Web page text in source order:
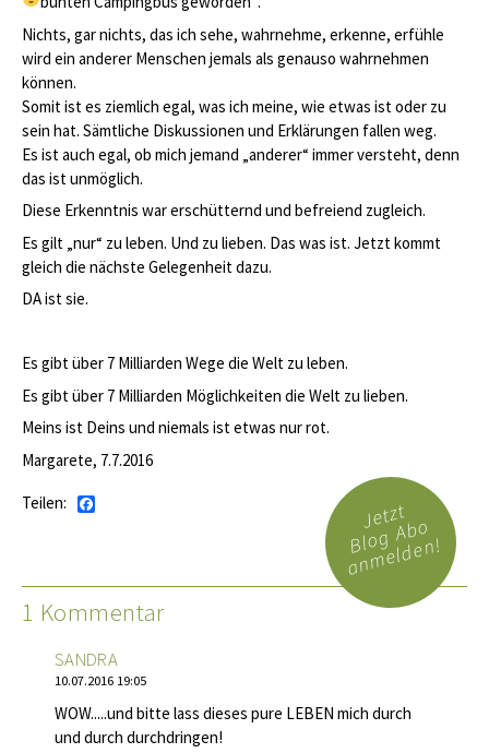
Nichts, gar nichts, das ich sehe, wahrnehme, erkenne, erfühle
wird ein anderer Menschen jemals als genauso wahrnehmen
können.
Somit ist es ziemlich egal, was ich meine, wie etwas ist oder zu
sein hat. Sämtliche Diskussionen und Erklärungen fallen weg.
Es ist auch egal, ob mich jemand „anderer“ immer versteht, denn
das ist unmöglich.
Diese Erkenntnis war erschütternd und befreiend zugleich.
Es gilt „nur“ zu leben. Und zu lieben. Das was ist. Jetzt kommt
gleich die nächste Gelegenheit dazu.
DA ist sie.
Es gibt über 7 Milliarden Wege die Welt zu leben.
Es gibt über 7 Milliarden Möglichkeiten die Welt zu lieben.
Meins ist Deins und niemals ist etwas nur rot.
Margarete, 7.7.2016
Teilen: Jetzt
Blog Abo
anmelden!
1 Kommentar
SANDRA
10.07.2016 19:05
WOW.....und bitte lass dieses pure LEBEN mich durch
und durch durchdringen!